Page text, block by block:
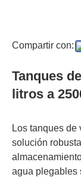
Compartir con:
Tanques
litros a
Los tanques
solución
agua plegables